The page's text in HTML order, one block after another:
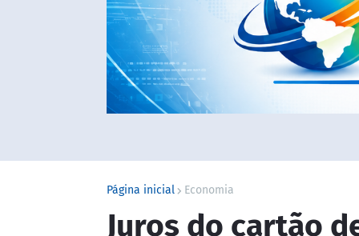
Página inicial Economia
Juros do cartão